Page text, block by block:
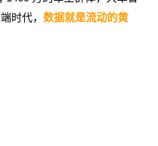
时代， 数据就是流动的黄